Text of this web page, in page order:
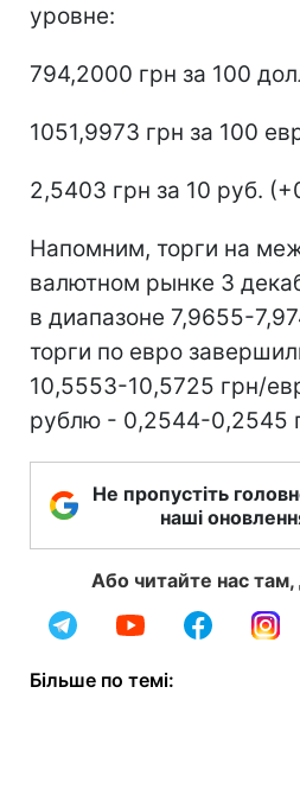
уровне:
794,2000 грн за 100
1051,9973 грн за 100
2,5403 грн за 10 руб.
Напомним, торги на
валютном рынке 3
в диапазоне 7,9655-
торги по евро
10,5553-10,5725 грн/
рублю - 0,2544-0,2545
Не пропустіть
наші
Або читайте нас
Більше по темі: